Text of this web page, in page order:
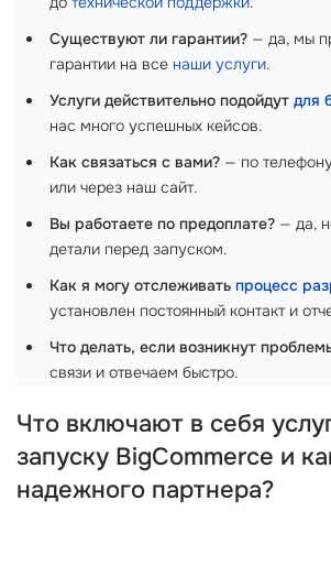
Существуют ли гарантии? — да, мы
гарантии на все наши услуги.
Услуги действительно подойдут для
нас много успешных кейсов.
Как связаться с вами? — по
или через наш сайт.
Вы работаете по предоплате? — да,
детали перед запуском.
Как я могу отслеживать процесс
установлен постоянный контакт и
Что делать, если возникнут
связи и отвечаем быстро.
Что включают в себя
запуску BigCommerce и
надежного партнера?